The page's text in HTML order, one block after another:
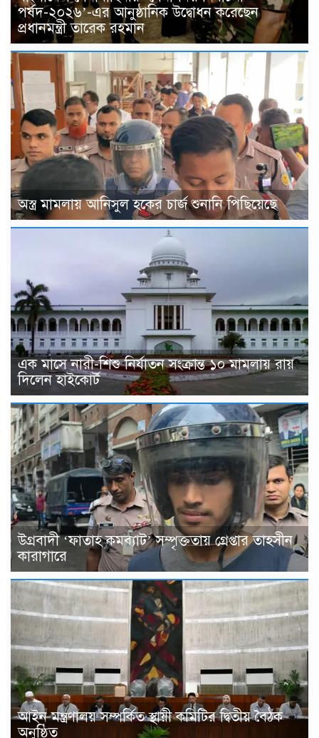
পর্ষদ-২০২৬’-এর আনুষ্ঠানিক উদ্বোধন করেছেন
প্রধানমন্ত্রী তারেক রহমান
অস্ত্র মামলায় আনিসুল হকের চার্জ শুনানি পিছিয়েছে
এক মাসে নারী-শিশু নির্যাতন সংক্রান্ত ১০ মামলায় রায়
দিলেন হাইকোর্ট
উগ্রবাদী ‘ফাতাহ কমব্যাট’ সম্পৃক্ততায় গ্রেপ্তার তাহসীন
কারাগারে
আইন মন্ত্রণালয় সম্পর্কিত স্থায়ী কমিটির দ্বিতীয় বৈঠক
অনুষ্ঠিত